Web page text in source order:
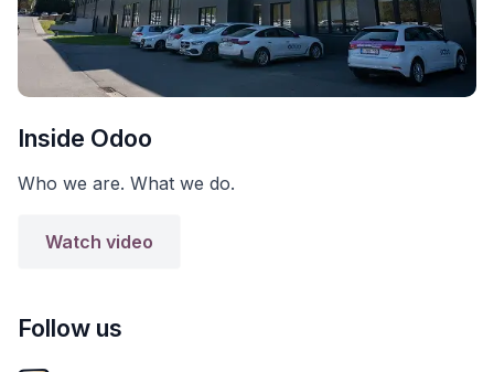
Inside Odoo
Who we are. What we do.
Watch video
Follow us